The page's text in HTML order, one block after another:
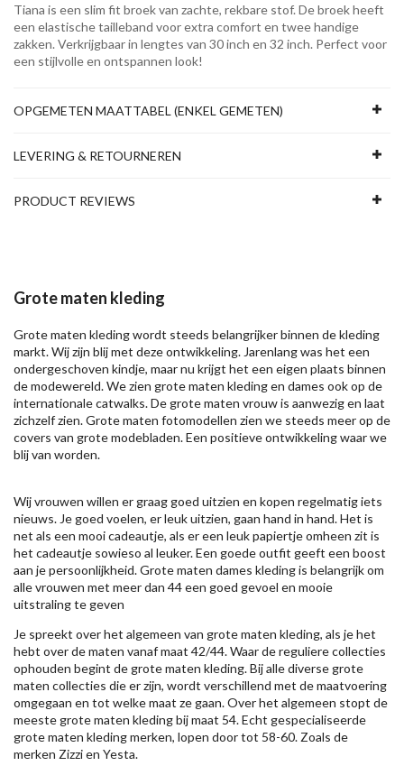
Tiana is een slim fit broek van zachte, rekbare stof. De broek heeft
een elastische tailleband voor extra comfort en twee handige
zakken. Verkrijgbaar in lengtes van 30 inch en 32 inch. Perfect voor
een stijlvolle en ontspannen look!
OPGEMETEN MAATTABEL (ENKEL GEMETEN)
LEVERING & RETOURNEREN
PRODUCT REVIEWS
Grote maten kleding
Grote maten kleding wordt steeds belangrijker binnen de kleding
markt. Wij zijn blij met deze ontwikkeling. Jarenlang was het een
ondergeschoven kindje, maar nu krijgt het een eigen plaats binnen
de modewereld. We zien grote maten kleding en dames ook op de
internationale catwalks. De grote maten vrouw is aanwezig en laat
zichzelf zien. Grote maten fotomodellen zien we steeds meer op de
covers van grote modebladen. Een positieve ontwikkeling waar we
blij van worden.
Wij vrouwen willen er graag goed uitzien en kopen regelmatig iets
nieuws. Je goed voelen, er leuk uitzien, gaan hand in hand. Het is
net als een mooi cadeautje, als er een leuk papiertje omheen zit is
het cadeautje sowieso al leuker. Een goede outfit geeft een boost
aan je persoonlijkheid. Grote maten dames kleding is belangrijk om
alle vrouwen met meer dan 44 een goed gevoel en mooie
uitstraling te geven
Je spreekt over het algemeen van grote maten kleding, als je het
hebt over de maten vanaf maat 42/44. Waar de reguliere collecties
ophouden begint de grote maten kleding. Bij alle diverse grote
maten collecties die er zijn, wordt verschillend met de maatvoering
omgegaan en tot welke maat ze gaan. Over het algemeen stopt de
meeste grote maten kleding bij maat 54. Echt gespecialiseerde
grote maten kleding merken, lopen door tot 58-60. Zoals de
merken Zizzien Yesta.